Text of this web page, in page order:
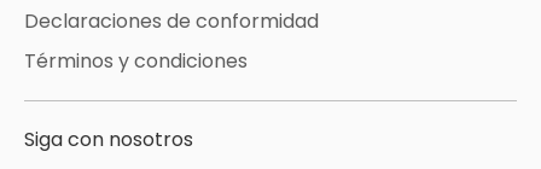
Declaraciones de conformidad
Términos y condiciones
Siga con nosotros